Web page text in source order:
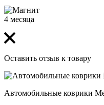
4 месяца
Оставить отзыв к товару
Автомобильные коврики